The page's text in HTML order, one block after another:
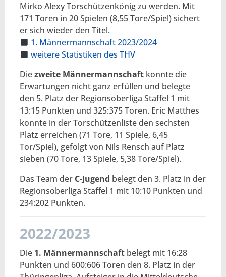
Mirko Alexy Torschützenkönig zu werden. Mit
171 Toren in 20 Spielen (8,55 Tore/Spiel) sichert
er sich wieder den Titel.
1. Männermannschaft 2023/2024
weitere Statistiken des THV
Diezweite Männermannschaft konnte die
Erwartungen nicht ganz erfüllen und belegte
den 5. Platz der Regionsoberliga Staffel 1 mit
13:15 Punkten und 325:375 Toren. Eric Matthes
konnte in der Torschützenliste den sechsten
Platz erreichen (71 Tore, 11 Spiele, 6,45
Tor/Spiel), gefolgt von Nils Rensch auf Platz
sieben (70 Tore, 13 Spiele, 5,38 Tore/Spiel).
Das Team der C-Jugend belegt den 3. Platz in der
Regionsoberliga Staffel 1 mit 10:10 Punkten und
234:202 Punkten.
2022/2023
Die 1. Männermannschaft belegt mit 16:28
Punkten und 600:606 Toren den 8. Platz in der